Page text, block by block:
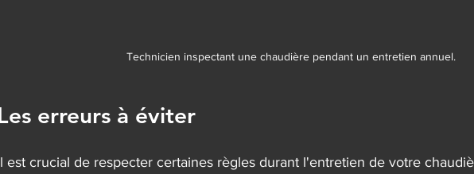
Technicien inspectant une chaudière pendant un entretien annuel.
erreurs à éviter
est crucial de respecter certaines règles durant l'entretien de votre